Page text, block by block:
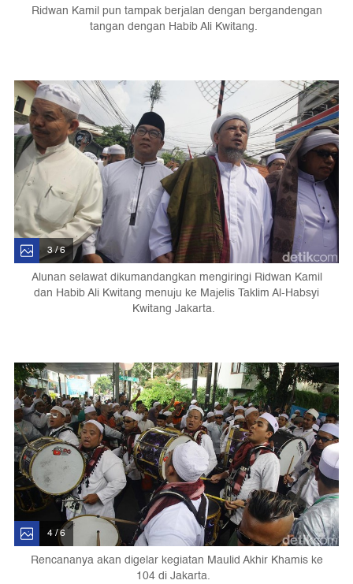
Ridwan Kamil pun tampak berjalan dengan bergandengan
tangan dengan Habib Ali Kwitang.
3 / 6
Alunan selawat dikumandangkan mengiringi Ridwan Kamil
dan Habib Ali Kwitang menuju ke Majelis Taklim Al-Habsyi
Kwitang Jakarta.
4 / 6
Rencananya akan digelar kegiatan Maulid Akhir Khamis ke
104 di Jakarta.